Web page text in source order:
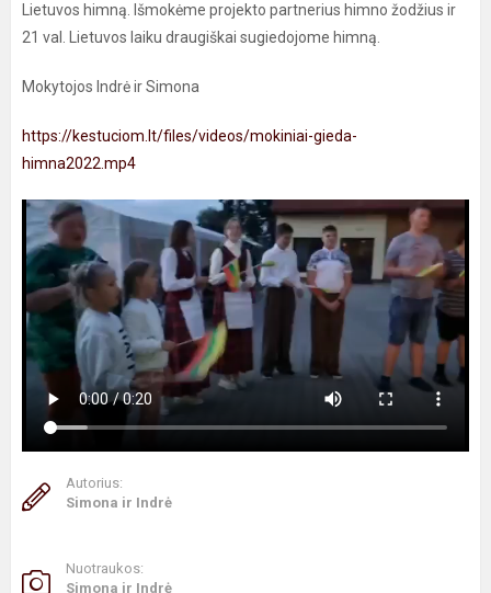
Lietuvos himną. Išmokėme projekto partnerius himno žodžius ir
21 val. Lietuvos laiku draugiškai sugiedojome himną.
Mokytojos Indrė ir Simona
https://kestuciom.lt/files/videos/mokiniai-gieda-
himna2022.mp4
Autorius:
Simona ir Indrė
Nuotraukos:
Simona ir Indrė